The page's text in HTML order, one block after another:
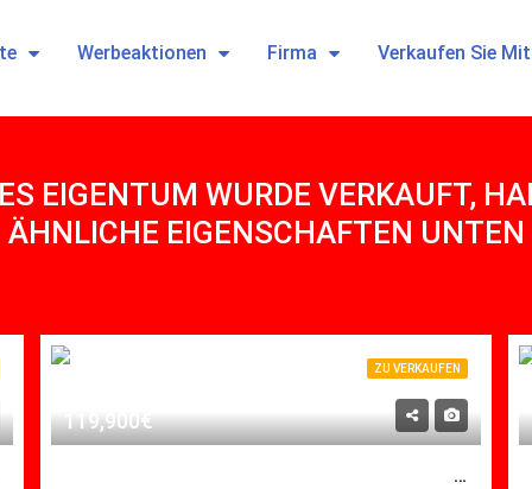
Werbeaktionen Firma Verkaufen Sie
EIGENTUM WURDE VERKAUFT,
ÄHNLICHE EIGENSCHAFTEN UNTEN
ZU VERKAUFEN
119,900€
ZU VERKAUFEN APARTMENT IN CONDADO DE ALHAMA, ALHAMA DE MURCIA MIT POOL